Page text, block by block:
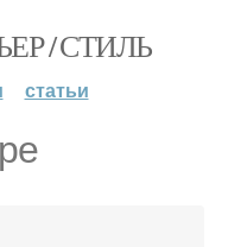
/ СТИЛЬ
статьи